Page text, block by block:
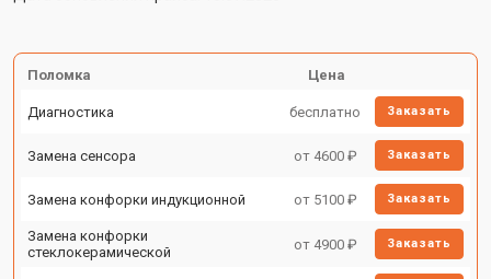
Поломка Цена
Диагностика бесплатно Заказать
Замена сенсора от 4600 ₽ Заказать
Замена конфорки индукционной от 5100 ₽ Заказать
Замена конфорки
стеклокерамической
от 4900 ₽ Заказать